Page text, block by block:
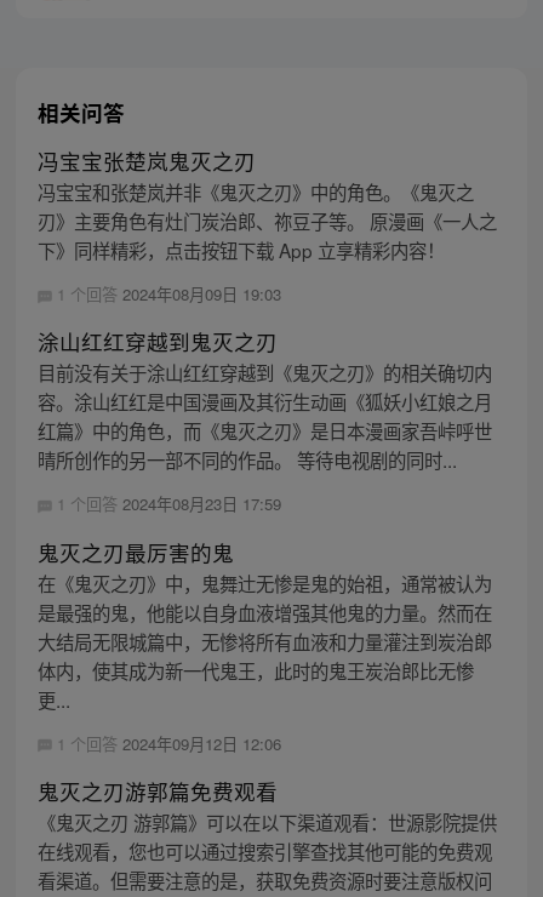
相关问答
冯宝宝张楚岚鬼灭之刃
冯宝宝和张楚岚并非《鬼灭之刃》中的角色。《鬼灭之
刃》主要角色有灶门炭治郎、祢豆子等。 原漫画《一人之
下》同样精彩，点击按钮下载 App 立享精彩内容！
1 个回答 2024年08月09日 19:03
涂山红红穿越到鬼灭之刃
目前没有关于涂山红红穿越到《鬼灭之刃》的相关确切内
容。涂山红红是中国漫画及其衍生动画《狐妖小红娘之月
红篇》中的角色，而《鬼灭之刃》是日本漫画家吾峠呼世
晴所创作的另一部不同的作品。 等待电视剧的同时...
1 个回答 2024年08月23日 17:59
鬼灭之刃最厉害的鬼
在《鬼灭之刃》中，鬼舞辻无惨是鬼的始祖，通常被认为
是最强的鬼，他能以自身血液增强其他鬼的力量。然而在
大结局无限城篇中，无惨将所有血液和力量灌注到炭治郎
体内，使其成为新一代鬼王，此时的鬼王炭治郎比无惨
更...
1 个回答 2024年09月12日 12:06
鬼灭之刃游郭篇免费观看
《鬼灭之刃 游郭篇》可以在以下渠道观看：世源影院提供
在线观看，您也可以通过搜索引擎查找其他可能的免费观
看渠道。但需要注意的是，获取免费资源时要注意版权问